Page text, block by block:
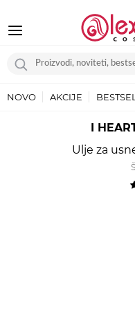
NOVO AKCIJE
I
Ulje za